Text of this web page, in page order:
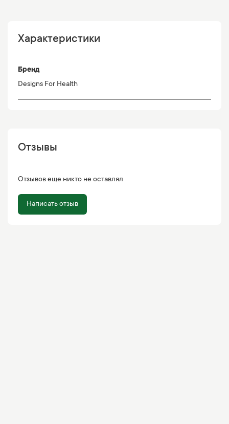
Характеристики
Бренд
Designs For Health
Отзывы
Отзывов еще никто не оставлял
Написать отзыв